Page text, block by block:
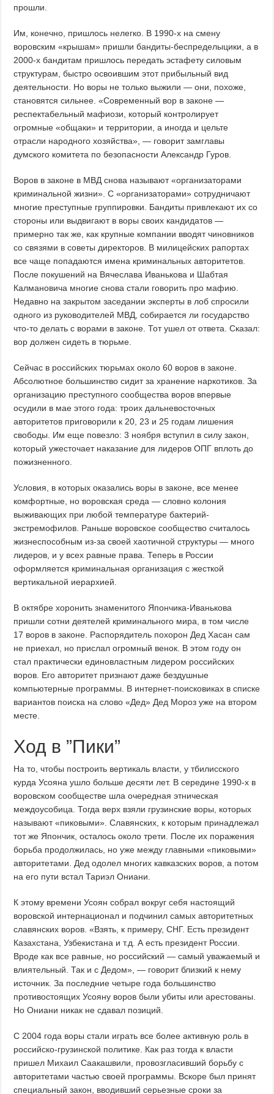
прошли.
Им, конечно, пришлось нелегко. В 1990-х на смену
воровским «крышам» пришли бандиты-беспределыцики, а в
2000-х бандитам пришлось передать эстафету силовым
структурам, быстро освоившим этот прибыльный вид
деятельности. Но воры не только выжили — они, похоже,
становятся сильнее. «Современный вор в законе —
респектабельный мафиози, который контролирует
огромные «общаки» и территории, а иногда и цельте
отрасли народного хозяйства», — говорит замглавы
думского комитета по безопасности Александр Гуров.
Воров в законе в МВД снова называют «организаторами
криминальной жизни». С «организаторами» сотрудничают
многие преступные группировки. Бандиты привлекают их со
стороны или выдвигают в воры своих кандидатов —
примерно так же, как крупные компании вводят чиновников
со связями в советы директоров. В милицейских рапортах
все чаще попадаются имена криминальных авторитетов.
После покушений на Вячеслава Иванькова и Шабтая
Калмановича многие снова стали говорить про мафию.
Недавно на закрытом заседании эксперты в лоб спросили
одного из руководителей МВД, собирается ли государство
что-то делать с ворами в законе. Тот ушел от ответа. Сказал:
вор должен сидеть в тюрьме.
Сейчас в российских тюрьмах около 60 воров в законе.
Абсолютное большинство сидит за хранение наркотиков. За
организацию преступного сообщества воров впервые
осудили в мае этого года: троих дальневосточных
авторитетов приговорили к 20, 23 и 25 годам лишения
свободы. Им еще повезло: 3 ноября вступил в силу закон,
который ужесточает наказание для лидеров ОПГ вплоть до
пожизненного.
Условия, в которых оказались воры в законе, все менее
комфортные, но воровская среда — словно колония
выживающих при любой температуре бактерий-
экстремофилов. Раньше воровское сообщество считалось
жизнеспособным из-за своей хаотичной структуры — много
лидеров, и у всех равные права. Теперь в России
оформляется криминальная организация с жесткой
вертикальной иерархией.
В октябре хоронить знаменитого Япончика-Иванькова
пришли сотни деятелей криминального мира, в том числе
17 воров в законе. Распорядитель похорон Дед Хасан сам
не приехал, но прислал огромный венок. В этом году он
стал практически единовластным лидером российских
воров. Его авторитет признают даже бездушные
компьютерные программы. В интернет-поисковиках в списке
вариантов поиска на слово «Дед» Дед Мороз уже на втором
месте.
Ход в ”Пики”
На то, чтобы построить вертикаль власти, у тбилисского
курда Усояна ушло больше десяти лет. В середине 1990-х в
воровском сообществе шла очередная этническая
междоусобица. Тогда верх взяли грузинские воры, которых
называют «пиковыми». Славянских, к которым принадлежал
тот же Япончик, осталось около трети. После их поражения
борьба продолжилась, но уже между главными «пиковыми»
авторитетами. Дед одолел многих кавказских воров, а потом
на его пути встал Тариэл Ониани.
К этому времени Усоян собрал вокруг себя настоящий
воровской интернационал и подчинил самых авторитетных
славянских воров. «Взять, к примеру, СНГ. Есть президент
Казахстана, Узбекистанa и т.д. А есть президент России.
Вроде как все равные, но российский — самый уважаемый и
влиятельный. Так и с Дедом», — говорит близкий к нему
источник. За последние четыре года большинство
противостоящих Усояну воров были убиты или арестованы.
Но Ониани никак не сдавал позиций.
С 2004 года воры стали играть все более активную роль в
российско-грузинской политике. Как раз тогда к власти
пришел Михаил Саакашвили, провозгласивший борьбу с
авторитетами частью своей программы. Вскоре был принят
специальный закон, вводивший серьезные сроки за